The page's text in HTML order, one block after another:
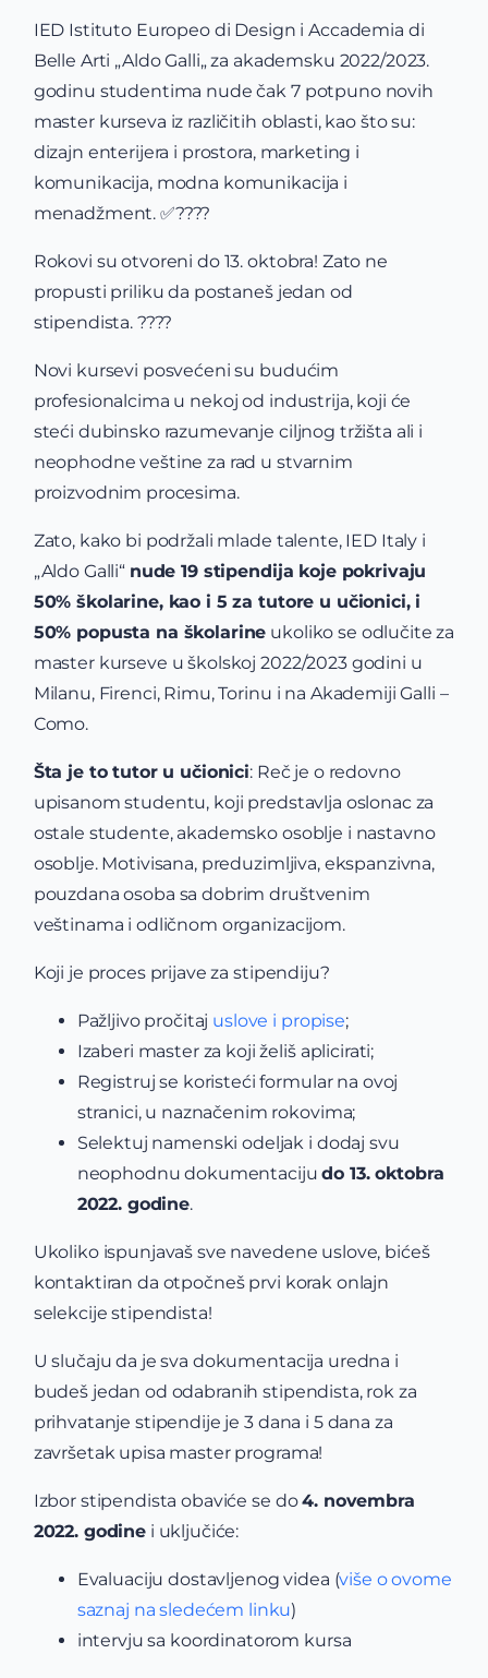
IED Istituto Europeo di Design i Accademia di
Belle Arti „Aldo Galli„ za akademsku 2022/2023.
godinu studentima nude čak 7 potpuno novih
master kurseva iz različitih oblasti, kao što su:
dizajn enterijera i prostora, marketing i
komunikacija, modna komunikacija i
menadžment. ✅????
Rokovi su otvoreni do 13. oktobra! Zato ne
propusti priliku da postaneš jedan od
stipendista. ????
Novi kursevi posvećeni su budućim
profesionalcima u nekoj od industrija, koji će
steći dubinsko razumevanje ciljnog tržišta ali i
neophodne veštine za rad u stvarnim
proizvodnim procesima.
Zato, kako bi podržali mlade talente, IED Italy i
„Aldo Galli“ nude 19 stipendija koje pokrivaju
50% školarine, kao i 5 za tutore u učionici, i
50% popusta na školarine ukoliko se odlučite za
master kurseve u školskoj 2022/2023 godini u
Milanu, Firenci, Rimu, Torinu i na Akademiji Galli –
Como.
Šta je to tutor u učionici: Reč je o redovno
upisanom studentu, koji predstavlja oslonac za
ostale studente, akademsko osoblje i nastavno
osoblje. Motivisana, preduzimljiva, ekspanzivna,
pouzdana osoba sa dobrim društvenim
veštinama i odličnom organizacijom.
Koji je proces prijave za stipendiju?
Pažljivo pročitaj uslove i propise;
Izaberi master za koji želiš aplicirati;
Registruj se koristeći formular na ovoj
stranici, u naznačenim rokovima;
Selektuj namenski odeljak i dodaj svu
neophodnu dokumentacijudo 13. oktobra
2022. godine.
Ukoliko ispunjavaš sve navedene uslove, bićeš
kontaktiran da otpočneš prvi korak onlajn
selekcije stipendista!
U slučaju da je sva dokumentacija uredna i
budeš jedan od odabranih stipendista, rok za
prihvatanje stipendije je 3 dana i 5 dana za
završetak upisa master programa!
Izbor stipendista obaviće se do4. novembra
2022. godine i uključiće:
Evaluaciju dostavljenog videa (više o ovome
saznaj na sledećem linku)
intervju sa koordinatorom kursa